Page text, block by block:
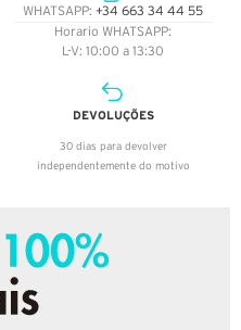
WHATSAPP: +34 663 34 44 55
Horario WHATSAPP:
L-V: 10:00 a 13:30
DEVOLUÇÕES
30 dias para devolver
independentemente do motivo